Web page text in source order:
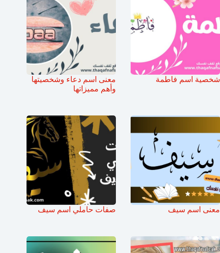
شخصية اسم فاطمة
معنى اسم دعاء وشخصيتها
وأهم مميزاتها
معنى اسم سيف صفات حاملي اسم سيف